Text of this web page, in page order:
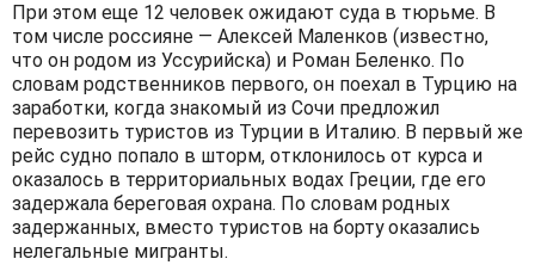
При этом еще 12 человек ожидают суда в тюрьме. В
том числе россияне — Алексей Маленков (известно,
что он родом из Уссурийска) и Роман Беленко. По
словам родственников первого, он поехал в Турцию на
заработки, когда знакомый из Сочи предложил
перевозить туристов из Турции в Италию. В первый же
рейс судно попало в шторм, отклонилось от курса и
оказалось в территориальных водах Греции, где его
задержала береговая охрана. По словам родных
задержанных, вместо туристов на борту оказались
нелегальные мигранты.